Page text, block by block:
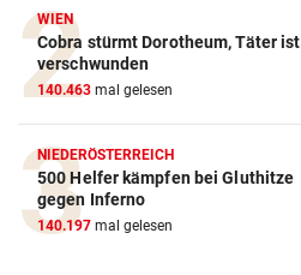
WIEN
Cobra stürmt Dorotheum, Täter ist
verschwunden
140.463 mal gelesen
NIEDERÖSTERREICH
500 Helfer kämpfen bei Gluthitze
gegen Inferno
140.197 mal gelesen